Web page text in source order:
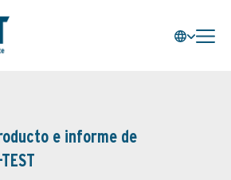
e informe de